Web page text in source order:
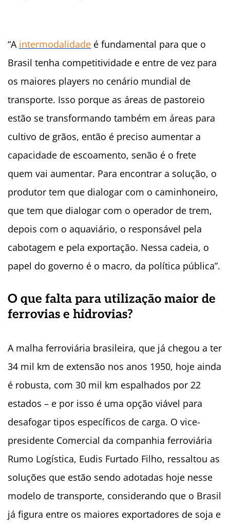
“A intermodalidade é fundamental para que o
Brasil tenha competitividade e entre de vez para
os maiores players no cenário mundial de
transporte. Isso porque as áreas de pastoreio
estão se transformando também em áreas para
cultivo de grãos, então é preciso aumentar a
capacidade de escoamento, senão é o frete
quem vai aumentar. Para encontrar a solução, o
produtor tem que dialogar com o caminhoneiro,
que tem que dialogar com o operador de trem,
depois com o aquaviário, o responsável pela
cabotagem e pela exportação. Nessa cadeia, o
papel do governo é o macro, da política pública”.
O que falta para utilização maior de
ferrovias e hidrovias?
A malha ferroviária brasileira, que já chegou a ter
34 mil km de extensão nos anos 1950, hoje ainda
é robusta, com 30 mil km espalhados por 22
estados – e por isso é uma opção viável para
desafogar tipos específicos de carga. O vice-
presidente Comercial da companhia ferroviária
Rumo Logística, Eudis Furtado Filho, ressaltou as
soluções que estão sendo adotadas hoje nesse
modelo de transporte, considerando que o Brasil
já figura entre os maiores exportadores de soja e